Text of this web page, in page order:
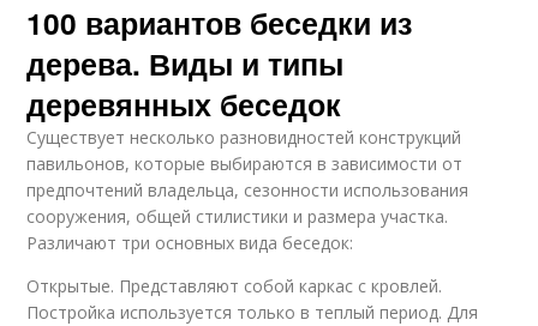
100 вариантов беседки из
дерева. Виды и типы
деревянных беседок
Существует несколько разновидностей конструкций
павильонов, которые выбираются в зависимости от
предпочтений владельца, сезонности использования
сооружения, общей стилистики и размера участка.
Различают три основных вида беседок:
Открытые. Представляют собой каркас с кровлей.
Постройка используется только в теплый период. Для